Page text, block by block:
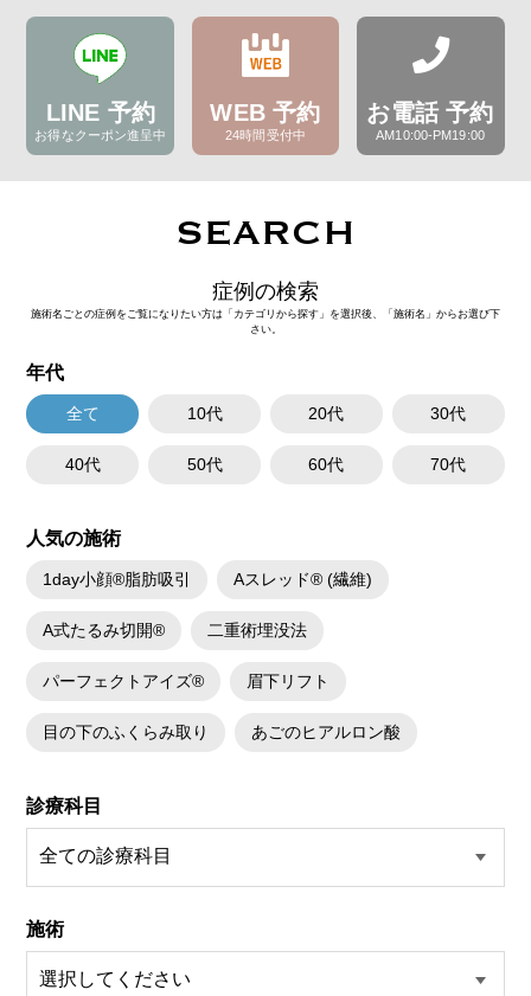
LINE 予約
お得なクーポン進呈中
WEB 予約
24時間受付中
お電話 予約
AM10:00-PM19:00
SEARCH
症例の検索
施術名ごとの症例をご覧になりたい方は「カテゴリから探す」を選択後、「施術名」からお選び下
さい。
年代
全て 10代 20代 30代
40代 50代 60代 70代
人気の施術
1day小顔®脂肪吸引 Aスレッド® (繊維)
A式たるみ切開® 二重術埋没法
パーフェクトアイズ® 眉下リフト
目の下のふくらみ取り あごのヒアルロン酸
診療科目
施術